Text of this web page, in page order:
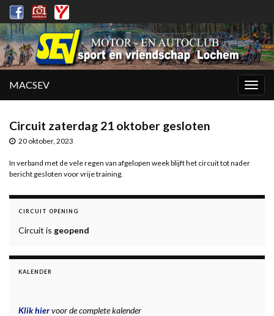
MACSEV
Circuit zaterdag 21 oktober gesloten
20 oktober, 2023
In verband met de vele regen van afgelopen week blijft het circuit tot nader
bericht gesloten voor vrije training.
CIRCUIT OPENING
Circuit is geopend
KALENDER
Klik hiervoor de complete kalender